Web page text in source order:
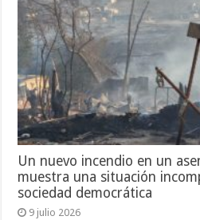
Un nuevo incendio en un
muestra una situación
sociedad democrática
9 julio 2026